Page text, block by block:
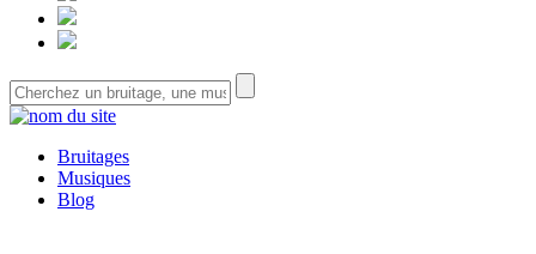
Bruitages
Musiques
Blog